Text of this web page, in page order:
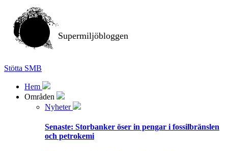
Supermiljöbloggen
Stötta SMB
Hem
Områden
Nyheter
Senaste: Storbanker öser in pengar i fossilbränslen
och petrokemi